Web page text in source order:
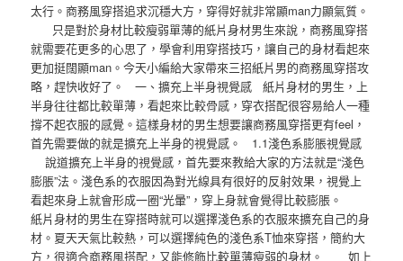
太行。商務風穿搭追求沉穩大方，穿得好就非常顯man力顯氣質。
只是對於身材比較瘦弱單薄的紙片身材男生來說，商務風穿搭
就需要花更多的心思了，學會利用穿搭技巧，讓自己的身材看起來
更加挺闊顯man。今天小編給大家帶來三招紙片男的商務風穿搭攻
略，趕快收好了。 一、擴充上半身視覺感 紙片身材的男生，上
半身往往都比較單薄，看起來比較骨感，穿衣搭配很容易給人一種
撐不起衣服的感覺。這樣身材的男生想要讓商務風穿搭更有feel，
首先需要做的就是擴充上半身的視覺感。 1.1淺色系膨脹視覺感
說道擴充上半身的視覺感，首先要來教給大家的方法就是“淺色
膨脹”法。淺色系的衣服因為對光線具有很好的反射效果，視覺上
看起來身上就會形成一圈“光暈”，穿上身就會覺得比較膨脹。
紙片身材的男生在穿搭時就可以選擇淺色系的衣服來擴充自己的身
材。夏天天氣比較熱，可以選擇純色的淺色系T恤來穿搭，簡約大
方，很適合商務風搭配，又能修飾比較單薄瘦弱的身材。 如上